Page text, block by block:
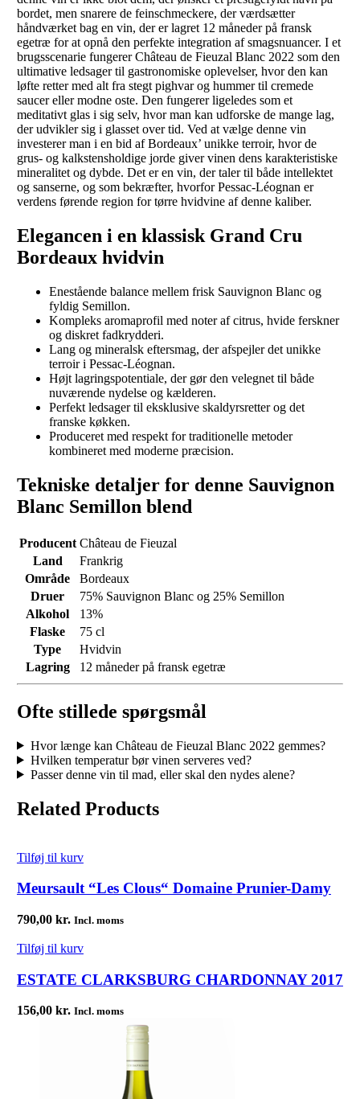
bordet, men snarere de feinschmeckere, der værdsætter
håndværket bag en vin, der er lagret 12 måneder på fransk
egetræ for at opnå den perfekte integration af smagsnuancer. I et
brugsscenarie fungerer Château de Fieuzal Blanc 2022 som den
ultimative ledsager til gastronomiske oplevelser, hvor den kan
løfte retter med alt fra stegt pighvar og hummer til cremede
saucer eller modne oste. Den fungerer ligeledes som et
meditativt glas i sig selv, hvor man kan udforske de mange lag,
der udvikler sig i glasset over tid. Ved at vælge denne vin
investerer man i en bid af Bordeaux’ unikke terroir, hvor de
grus- og kalkstensholdige jorde giver vinen dens karakteristiske
mineralitet og dybde. Det er en vin, der taler til både intellektet
og sanserne, og som bekræfter, hvorfor Pessac-Léognan er
verdens førende region for tørre hvidvine af denne kaliber.
Elegancen i en klassisk Grand Cru
Bordeaux hvidvin
Enestående balance mellem frisk Sauvignon Blanc og
fyldig Semillon.
Kompleks aromaprofil med noter af citrus, hvide ferskner
og diskret fadkrydderi.
Lang og mineralsk eftersmag, der afspejler det unikke
terroir i Pessac-Léognan.
Højt lagringspotentiale, der gør den velegnet til både
nuværende nydelse og kælderen.
Perfekt ledsager til eksklusive skaldyrsretter og det
franske køkken.
Produceret med respekt for traditionelle metoder
kombineret med moderne præcision.
Tekniske detaljer for denne Sauvignon
Blanc Semillon blend
Producent Château de Fieuzal
Land
Frankrig
Område
Bordeaux
Druer
75% Sauvignon Blanc og 25% Semillon
Alkohol
13%
Flaske
75 cl
Type
Hvidvin
Lagring
12 måneder på fransk egetræ
Ofte stillede spørgsmål
Hvor længe kan Château de Fieuzal Blanc 2022 gemmes?
Hvilken temperatur bør vinen serveres ved?
Passer denne vin til mad, eller skal den nydes alene?
Related Products
Tilføj til kurv
Meursault “Les Clous“ Domaine Prunier-Damy
790,00 kr. Incl. moms
Tilføj til kurv
ESTATE CLARKSBURG CHARDONNAY 2017
156,00 kr. Incl. moms